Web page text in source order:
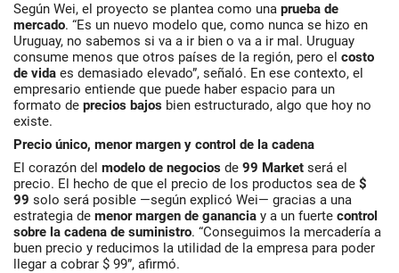
Según Wei, el proyecto se plantea como una prueba de
mercado. “Es un nuevo modelo que, como nunca se hizo en
Uruguay, no sabemos si va a ir bien o va a ir mal. Uruguay
consume menos que otros países de la región, pero el costo
de vida es demasiado elevado”, señaló. En ese contexto, el
empresario entiende que puede haber espacio para un
formato de precios bajos bien estructurado, algo que hoy no
existe.
Precio único, menor margen y control de la cadena
El corazón del modelo de negocios de 99 Market será el
precio. El hecho de que el precio de los productos sea de $
99 solo será posible —según explicó Wei— gracias a una
estrategia de menor margen de ganancia y a un fuerte control
sobre la cadena de suministro. “Conseguimos la mercadería a
buen precio y reducimos la utilidad de la empresa para poder
llegar a cobrar $ 99”, afirmó.